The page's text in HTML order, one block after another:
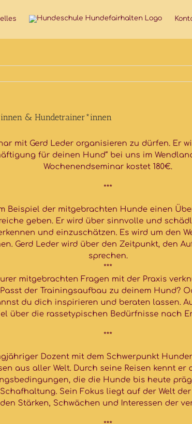
& Hundetrainer*innen
mit Gerd Leder organisieren zu dürfen. Er
für deinen Hund“ bei uns im
Wochenendseminar kostet 180€.
***
Beispiel der mitgebrachten Hunde einen
geben. Er wird über sinnvolle und
und einzuschätzen. Es wird um den
Gerd Leder wird über den Zeitpunkt, den
sprechen.
***
mitgebrachten Fragen mit der Praxis
der Trainingsaufbau zu deinem Hund?
du dich inspirieren und beraten lassen.
über die rassetypischen Bedürfnisse nach
***
Dozent mit dem Schwerpunkt
aus aller Welt. Durch seine Reisen kennt
die die Hunde bis heute
Sein Fokus liegt auf der Welt
Stärken, Schwächen und Interessen der